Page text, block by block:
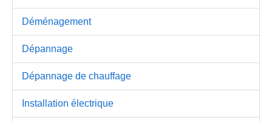
Déménagement
Dépannage
Dépannage de chauffage
Installation électrique